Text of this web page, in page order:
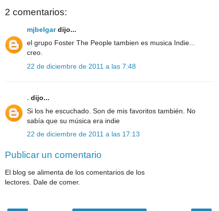
2 comentarios:
mjbelgardijo...
el grupo Foster The People tambien es musica Indie...
creo.
22 de diciembre de 2011 a las 7:48
. dijo...
Si los he escuchado. Son de mis favoritos también. No
sabía que su música era indie
22 de diciembre de 2011 a las 17:13
Publicar un comentario
El blog se alimenta de los comentarios de los
lectores. Dale de comer.